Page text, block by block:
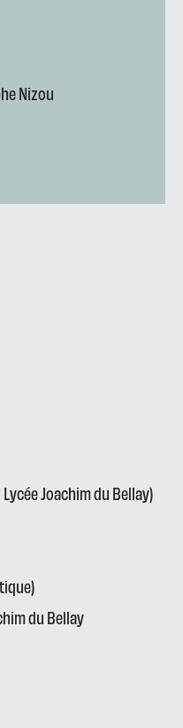
Nizou
Joachim du Bellay)
du Bellay